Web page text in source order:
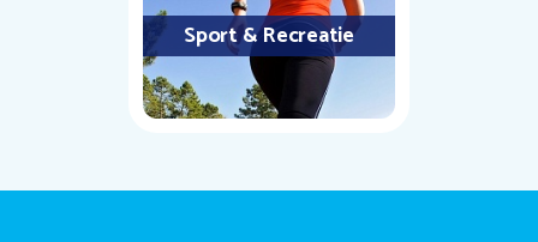
Sport & Recreatie